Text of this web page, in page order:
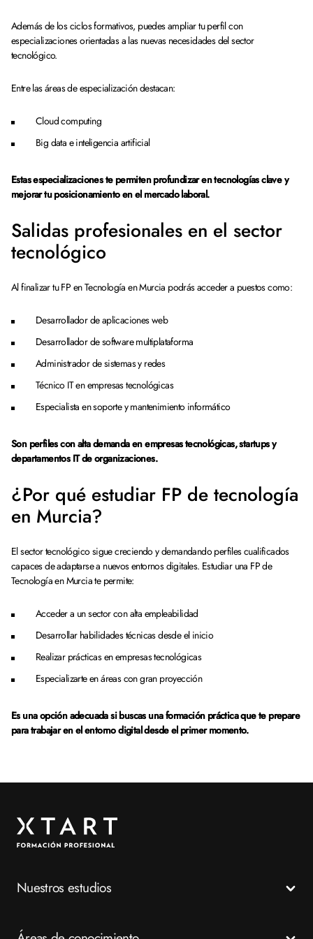
Además de los ciclos formativos, puedes ampliar tu perfil con
especializaciones orientadas a las nuevas necesidades del sector
tecnológico.
Entre las áreas de especialización destacan:
Cloud computing
Big data e inteligencia artificial
Estas especializaciones te permiten profundizar en tecnologías clave y
mejorar tu posicionamiento en el mercado laboral.
Salidas profesionales en el sector
tecnológico
Al finalizar tu FP en Tecnología en Murcia podrás acceder a puestos como:
Desarrollador de aplicaciones web
Desarrollador de software multiplataforma
Administrador de sistemas y redes
Técnico IT en empresas tecnológicas
Especialista en soporte y mantenimiento informático
Son perfiles con alta demanda en empresas tecnológicas, startups y
departamentos IT de organizaciones.
¿Por qué estudiar FP de tecnología
en Murcia?
El sector tecnológico sigue creciendo y demandando perfiles cualificados
capaces de adaptarse a nuevos entornos digitales. Estudiar una FP de
Tecnología en Murcia te permite:
Acceder a un sector con alta empleabilidad
Desarrollar habilidades técnicas desde el inicio
Realizar prácticas en empresas tecnológicas
Especializarte en áreas con gran proyección
Es una opción adecuada si buscas una formación práctica que te prepare
para trabajar en el entorno digital desde el primer momento.
Nuestros estudios